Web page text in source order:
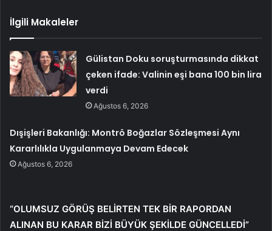
İlgili Makaleler
Gülistan Doku soruşturmasında dikkat
çeken ifade: Valinin eşi bana 100 bin lira
verdi
Ağustos 6, 2026
Dışişleri Bakanlığı: Montrö Boğazlar Sözleşmesi Aynı
Kararlılıkla Uygulanmaya Devam Edecek
Ağustos 6, 2026
“OLUMSUZ GÖRÜŞ BELİRTEN TEK BİR RAPORDAN
ALINAN BU KARAR BİZİ BÜYÜK ŞEKİLDE GÜNCELLEDİ”